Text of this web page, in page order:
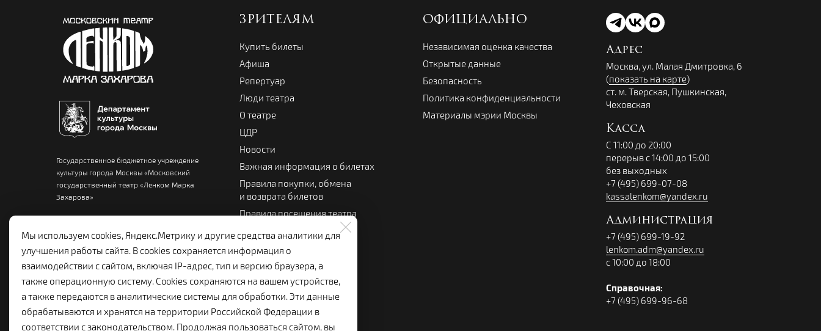
Государственное бюджетное учреждение
культуры города Москвы «Московский
государственный театр «Ленком Марка
Захарова»
ЗРИТЕЛЯМ
Купить билеты
Афиша
Репертуар
Люди театра
О театре
ЦДР
Новости
Важная информация о билетах
Правила покупки, обмена
и возврата билетов
Правила посещения театра
Театральный буфет
ОФИЦИАЛЬНО
Независимая оценка качества
Открытые данные
Безопасность
Политика конфиденциальности
Материалы мэрии Москвы
Адрес
Москва, ул. Малая Дмитровка, 6
(показать на карте)
ст. м. Тверская, Пушкинская,
Чеховская
Касса
С 11:00 до 20:00
перерыв с 14:00 до 15:00
без выходных
+7 (495) 699-07-08
kassalenkom@yandex.ru
Администрация
+7 (495) 699-19-92
lenkom.adm@yandex.ru
с 10:00 до 18:00
Справочная:
+7 (495) 699-96-68
Мы используем cookies, Яндекс.Метрику и другие средства аналитики для
улучшения работы сайта. В cookies сохраняется информация о
взаимодействии с сайтом, включая IP-адрес, тип и версию браузера, а
также операционную систему. Cookies сохраняются на вашем устройстве,
а также передаются в аналитические системы для обработки. Эти данные
обрабатываются и хранятся на территории Российской Федерации в
соответствии с законодательством. Продолжая пользоваться сайтом, вы